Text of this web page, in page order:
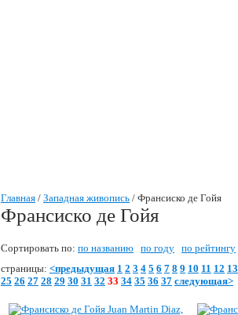
Главная / Западная живопись / Франсиско де Гойя
Франсиско де Гойя
Сортировать по: по названию по году по рейтингу
страницы: <предыдущая 1 2 3 4 5 6 7 8 9 10 11 12 13
25 26 27 28 29 30 31 32 33 34 35 36 37 следующая>